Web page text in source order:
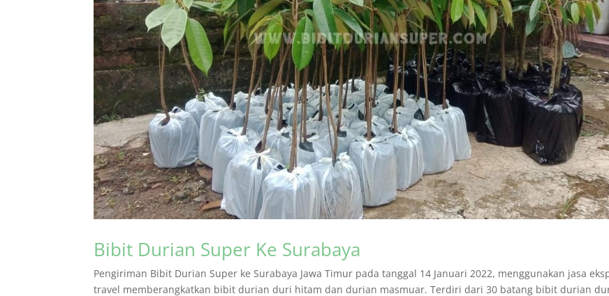
Bibit Durian Super Ke Surabaya
Pengiriman Bibit Durian Super ke Surabaya Jawa Timur pada tanggal 14 Januari 2022, menggunakan jasa
travel memberangkatkan bibit durian duri hitam dan durian masmuar. Terdiri dari 30 batang bibit durian